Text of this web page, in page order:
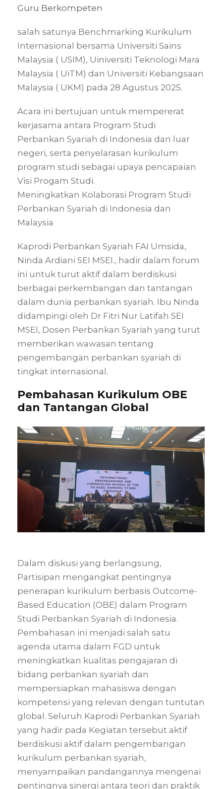
Guru Berkompeten
salah satunya Benchmarking Kurikulum
Internasional bersama Universiti Sains
Malaysia ( USIM), Uiniversiti Teknologi Mara
Malaysia ( UiTM) dan Universiti Kebangsaan
Malaysia ( UKM) pada 28 Agustus 2025.
Acara ini bertujuan untuk mempererat
kerjasama antara Program Studi
Perbankan Syariah di Indonesia dan luar
negeri, serta penyelarasan kurikulum
program studi sebagai upaya pencapaian
Visi Progam Studi.
Meningkatkan Kolaborasi Program Studi
Perbankan Syariah di Indonesia dan
Malaysia
Kaprodi Perbankan Syariah FAI Umsida,
Ninda Ardiani SEI MSEI., hadir dalam forum
ini untuk turut aktif dalam berdiskusi
berbagai perkembangan dan tantangan
dalam dunia perbankan syariah. Ibu Ninda
didampingi oleh Dr Fitri Nur Latifah SEI
MSEI, Dosen Perbankan Syariah yang turut
memberikan wawasan tentang
pengembangan perbankan syariah di
tingkat internasional.
Pembahasan Kurikulum OBE
dan Tantangan Global
Dalam diskusi yang berlangsung,
Partisipan mengangkat pentingnya
penerapan kurikulum berbasis Outcome-
Based Education (OBE) dalam Program
Studi Perbankan Syariah di Indonesia.
Pembahasan ini menjadi salah satu
agenda utama dalam FGD untuk
meningkatkan kualitas pengajaran di
bidang perbankan syariah dan
mempersiapkan mahasiswa dengan
kompetensi yang relevan dengan tuntutan
global. Seluruh Kaprodi Perbankan Syariah
yang hadir pada Kegiatan tersebut aktif
berdiskusi aktif dalam pengembangan
kurikulum perbankan syariah,
menyampaikan pandangannya mengenai
pentingnya sinergi antara teori dan praktik